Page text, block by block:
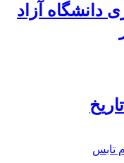
دانشگاه آزاد